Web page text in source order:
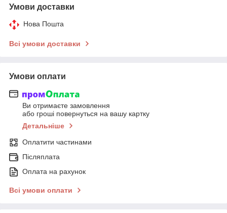
Умови доставки
Нова Пошта
Всі умови доставки
Умови оплати
Ви отримаєте замовлення
або гроші повернуться на вашу картку
Детальніше
Оплатити частинами
Післяплата
Оплата на рахунок
Всі умови оплати